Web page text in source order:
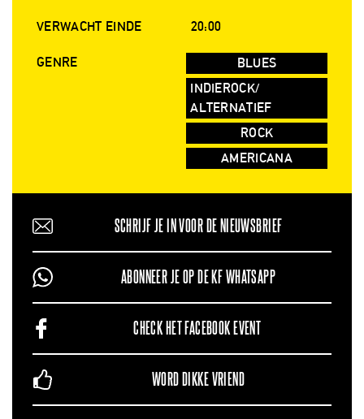
VERWACHT EINDE 20:00
GENRE
BLUES
INDIEROCK/
ALTERNATIEF
ROCK
AMERICANA
SCHRIJF JE IN VOOR DE NIEUWSBRIEF
ABONNEER JE OP DE KF WHATSAPP
CHECK HET FACEBOOK EVENT
WORD DIKKE VRIEND